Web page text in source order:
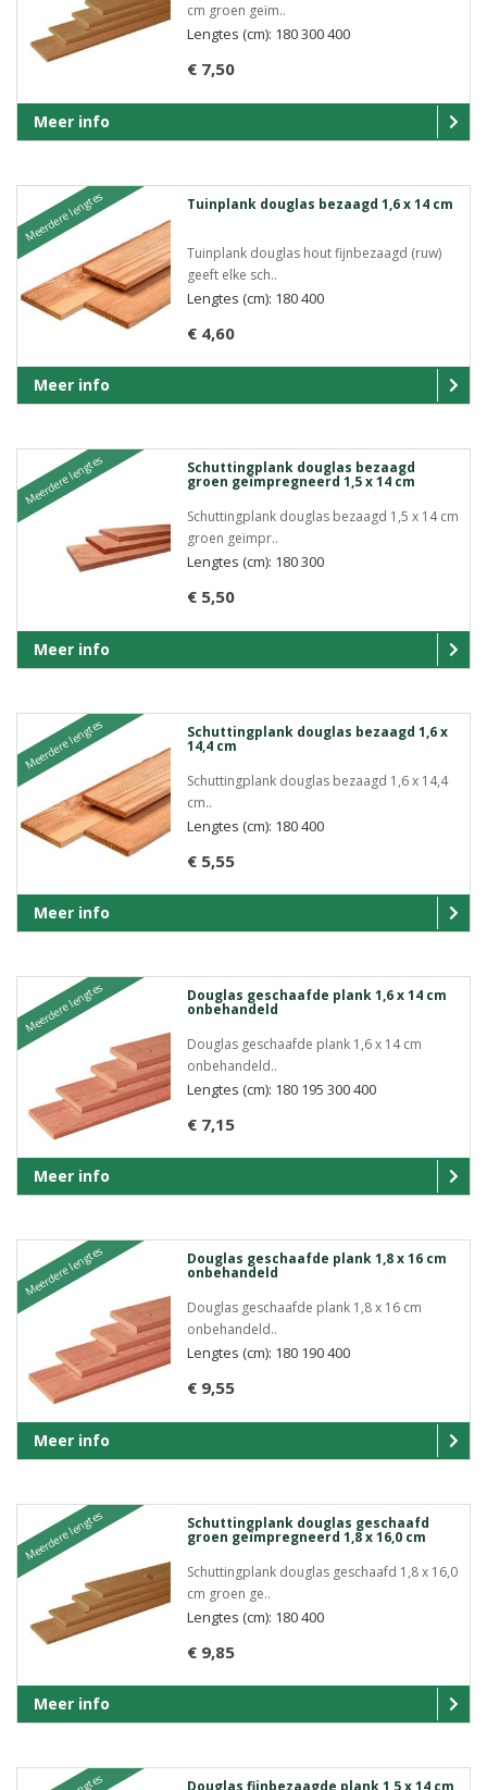
cm groen geïm..
€ 7,50
Lengtes (cm): 180 300 400
Meer info
Meerdere lengtes Tuinplank douglas bezaagd 1,6 x 14 cm
Tuinplank douglas hout fijnbezaagd (ruw)
geeft elke sch..
€ 4,60
Lengtes (cm): 180 400
Meer info
Meerdere lengtes Schuttingplank douglas bezaagd
groen geïmpregneerd 1,5 x 14 cm
Schuttingplank douglas bezaagd 1,5 x 14 cm
groen geïmpr..
€ 5,50
Lengtes (cm): 180 300
Meer info
Meerdere lengtes Schuttingplank douglas bezaagd 1,6 x
14,4 cm
Schuttingplank douglas bezaagd 1,6 x 14,4
cm..
€ 5,55
Lengtes (cm): 180 400
Meer info
Meerdere lengtes Douglas geschaafde plank 1,6 x 14 cm
onbehandeld
Douglas geschaafde plank 1,6 x 14 cm
onbehandeld..
€ 7,15
Lengtes (cm): 180 195 300 400
Meer info
Meerdere lengtes Douglas geschaafde plank 1,8 x 16 cm
onbehandeld
Douglas geschaafde plank 1,8 x 16 cm
onbehandeld..
€ 9,55
Lengtes (cm): 180 190 400
Meer info
Meerdere lengtes Schuttingplank douglas geschaafd
groen geïmpregneerd 1,8 x 16,0 cm
Schuttingplank douglas geschaafd 1,8 x 16,0
cm groen ge..
€ 9,85
Lengtes (cm): 180 400
Meer info